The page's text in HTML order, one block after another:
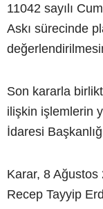
11042 sayılı
Askı sürecinde
Son kararla
ilişkin işlemlerin
İdaresi
Karar, 8 Ağustos
Recep Tayyip